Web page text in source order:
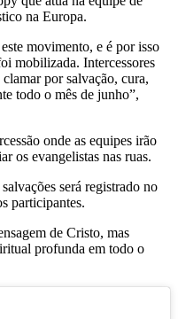
na Europa.
movimento, e é por isso
mobilizada. Intercessores
por salvação, cura,
todo o mês de junho”,
onde as equipes irão
os evangelistas nas ruas.
será registrado no
participantes.
de Cristo, mas
profunda em todo o